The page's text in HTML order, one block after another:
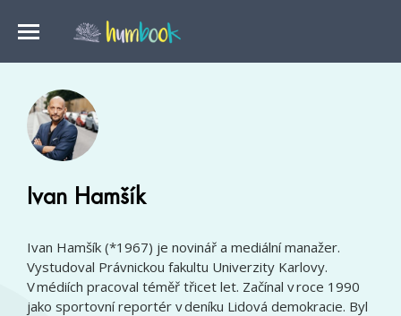
Ivan Hamšík
Ivan Hamšík (*1967) je novinář a mediální manažer.
Vystudoval Právnickou fakultu Univerzity Karlovy.
V médiích pracoval téměř třicet let. Začínal v roce 1990
jako sportovní reportér v deníku Lidová demokracie. Byl